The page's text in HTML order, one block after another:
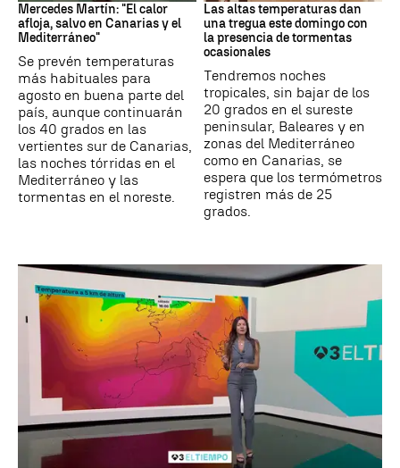
Mercedes Martín: "El calor
afloja, salvo en Canarias y el
Mediterráneo"
Se prevén temperaturas
más habituales para
agosto en buena parte del
país, aunque continuarán
los 40 grados en las
vertientes sur de Canarias,
las noches tórridas en el
Mediterráneo y las
tormentas en el noreste.
Las altas temperaturas dan
una tregua este domingo con
la presencia de tormentas
ocasionales
Tendremos noches
tropicales, sin bajar de los
20 grados en el sureste
peninsular, Baleares y en
zonas del Mediterráneo
como en Canarias, se
espera que los termómetros
registren más de 25
grados.